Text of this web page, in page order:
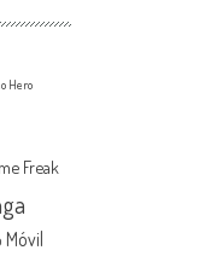
Hero
Freak
Móvil